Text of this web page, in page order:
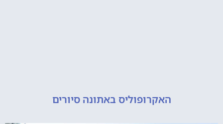
האקרופוליס באתונה סיורים